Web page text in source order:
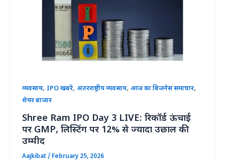
व्यवसाय, IPO खबरें,अंतरराष्ट्रीय व्यवसाय,आज का बिजनेस समाचार,
शेयर बाजार
Shree Ram IPO Day 3 LIVE: रिकॉर्ड ऊंचाई
पर GMP, लिस्टिंग पर 12% से ज्यादा उछाल की
उम्मीद
Aajkibat/ February 25, 2026